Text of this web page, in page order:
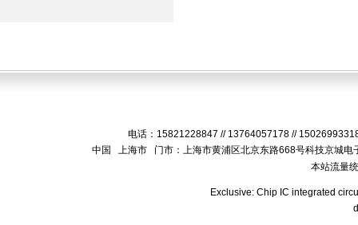
电话：15821228847 // 13764057178 //
中国 上海市 门市：上海市黄浦区北京东路668号科技京城
本站流量
Exclusive: Chip IC integrated